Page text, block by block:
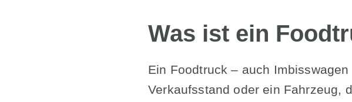
Was ist ein
Ein Foodtruck – auch
Verkaufsstand oder ein Fahrzeug,